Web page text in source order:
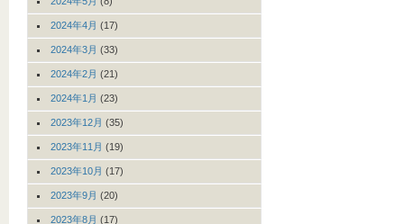
2024年4月 (17)
2024年3月 (33)
2024年2月 (21)
2024年1月 (23)
2023年12月 (35)
2023年11月 (19)
2023年10月 (17)
2023年9月 (20)
2023年8月 (17)